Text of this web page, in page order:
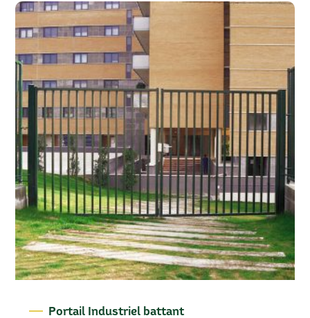
Portail Industriel battant